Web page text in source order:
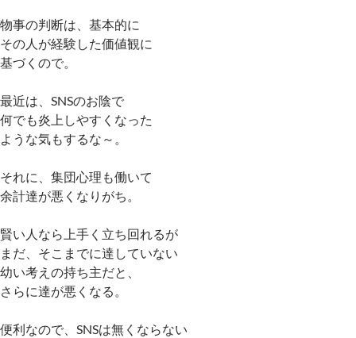
物事の判断は、基本的に
その人が経験した価値観に
基づくので。
最近は、SNSのお陰で
何でも炎上しやすくなった
ような気もするな～。
それに、集団心理も働いて
余計達が悪くなりがち。
賢い人なら上手く立ち回れるが
まだ、そこまでに達していない
幼い考えの持ち主だと、
さらに達が悪くなる。
便利なので、SNSは無くならない